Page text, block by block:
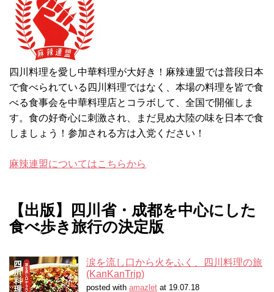
四川料理を愛し中華料理が大好き！麻辣連盟では普段日本
で食べられている四川料理ではなく、本場の料理を皆で食
べる食事会を中華料理店とコラボして、全国で開催しま
す。食の好奇心に刺激され、まだ見ぬ大陸の味を日本で食
しましょう！参加される方は入党ください！
麻辣連盟についてはこちらから
【出版】四川省・成都を中心にした
食べ歩き旅行の決定版
涙を流し口から火をふく、四川料理の旅
(KanKanTrip)
posted with amazlet at 19.07.18